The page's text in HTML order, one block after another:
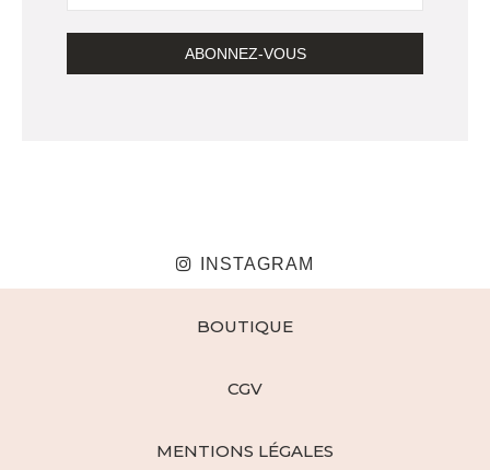
INSTAGRAM
BOUTIQUE
CGV
MENTIONS LÉGALES